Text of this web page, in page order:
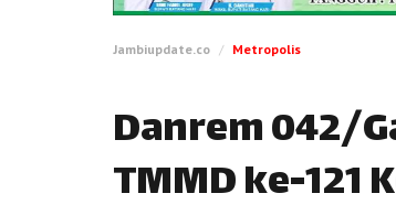
Jambiupdate.co Metropolis
Danrem 042/
TMMD ke-121